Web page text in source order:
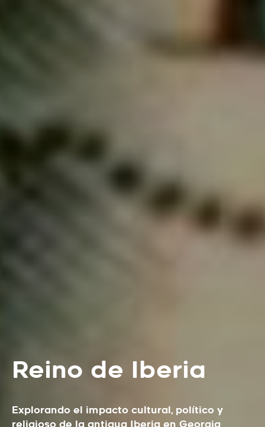
Reino de Iberia
Explorando el impacto cultural, político y
religioso de la antigua Iberia en Georgia